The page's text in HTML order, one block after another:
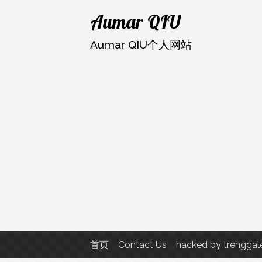
跳
至
内
Aumar QIU
Aumar QIU个人网站
首页 Contact Us hacked by